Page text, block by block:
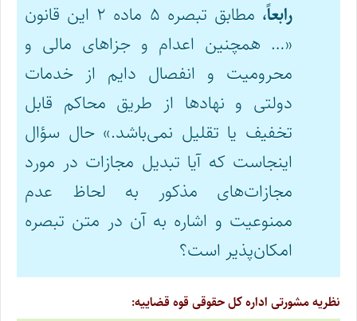
رابعاً،
مطابق تبصره ۵ ماده ۲ این قانون
«… همچنین اعدام و جزاهای مالی و
محرومیت و انفصال دایم از خدمات
دولتی و نهادها از طریق محاکم قابل
تخفیف یا تقلیل نمی‌باشد.» حال سؤال
اینجاست که آیا تبدیل مجازات در مورد
مجازات‌های مذکور به لحاظ عدم
ممنوعیت و اشاره به آن در متن تبصره
امکان‌پذیر است؟
نظریه مشورتی اداره کل حقوقی قوه قضاییه: